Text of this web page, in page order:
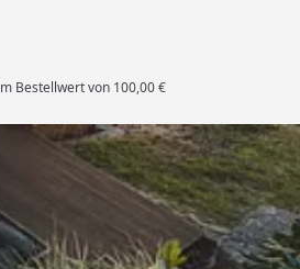
Bestellwert von 100,00 €
Shops
4,67/ 5